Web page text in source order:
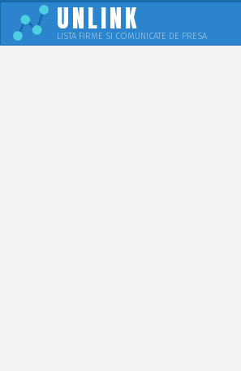
UNLINK
LISTA FIRME SI COMUNICATE DE PRESA